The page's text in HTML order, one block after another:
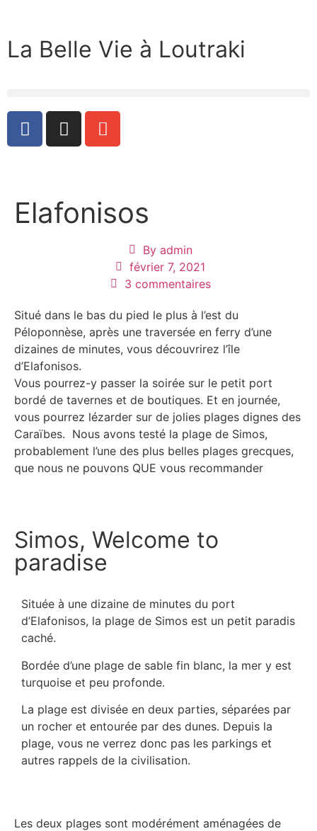
La Belle Vie à Loutraki
Elafonisos
Byadmin
février 7, 2021
3 commentaires
Situé dans le bas du pied le plus à l’est du
Péloponnèse, après une traversée en ferry d’une
dizaines de minutes, vous découvrirez l’île
d’Elafonisos.
Vous pourrez-y passer la soirée sur le petit port
bordé de tavernes et de boutiques. Et en journée,
vous pourrez lézarder sur de jolies plages dignes des
Caraïbes. Nous avons testé la plage de Simos,
probablement l’une des plus belles plages grecques,
que nous ne pouvons QUE vous recommander
Simos, Welcome to
paradise
Située à une dizaine de minutes du port
d’Elafonisos, la plage de Simos est un petit paradis
caché.
Bordée d’une plage de sable fin blanc, la mer y est
turquoise et peu profonde.
La plage est divisée en deux parties, séparées par
un rocher et entourée par des dunes. Depuis la
plage, vous ne verrez donc pas les parkings et
autres rappels de la civilisation.
Les deux plages sont modérément aménagées de